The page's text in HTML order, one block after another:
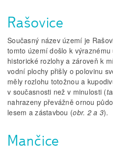
Rašovice
Současný název území je
tomto území došlo k
historické rozlohy a zároveň k
vodní plochy přišly o polovinu
měly rozlohu totožnou a
v současnosti než v minulosti (
nahrazeny převážně ornou
lesem a zástavbou (obr. 2 a 3).
Mančice